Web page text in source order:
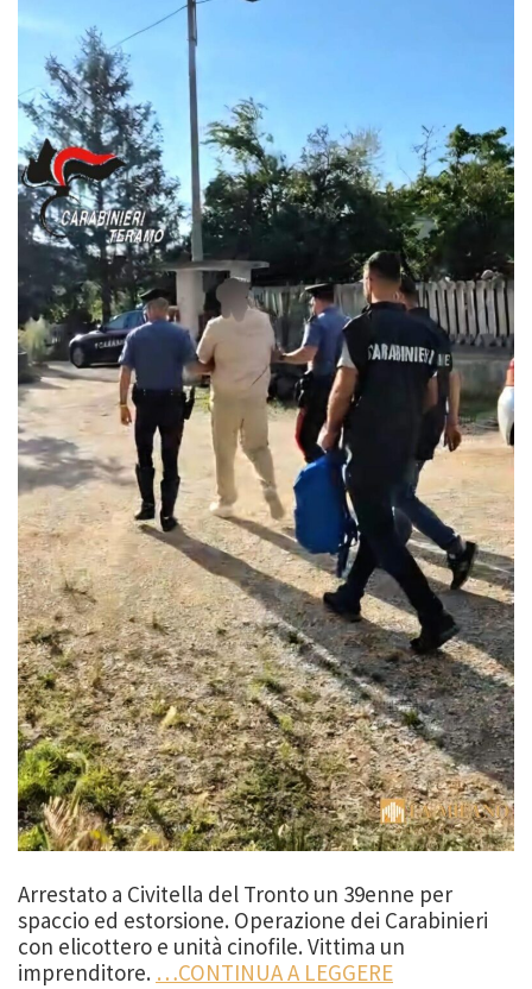
Arrestato a Civitella del Tronto un 39enne per
spaccio ed estorsione. Operazione dei Carabinieri
con elicottero e unità cinofile. Vittima un
imprenditore. …CONTINUA A LEGGERE